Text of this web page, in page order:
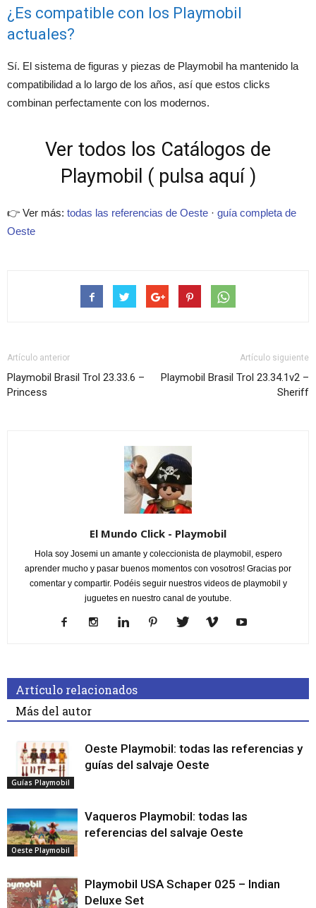
¿Es compatible con los Playmobil
actuales?
Sí. El sistema de figuras y piezas de Playmobil ha mantenido la
compatibilidad a lo largo de los años, así que estos clicks
combinan perfectamente con los modernos.
Ver todos los Catálogos de
Playmobil ( pulsa aquí )
👉 Ver más: todas las referencias de Oeste · guía completa de
Oeste
Artículo anterior
Playmobil Brasil Trol 23.33.6 –
Princess
Artículo siguiente
Playmobil Brasil Trol 23.34.1v2 –
Sheriff
El Mundo Click - Playmobil
Hola soy Josemi un amante y coleccionista de playmobil, espero
aprender mucho y pasar buenos momentos con vosotros! Gracias por
comentar y compartir. Podéis seguir nuestros videos de playmobil y
juguetes en nuestro canal de youtube.
Artículo relacionados
Más del autor
Guías Playmobil
Oeste Playmobil: todas las referencias y
guías del salvaje Oeste
Oeste Playmobil
Vaqueros Playmobil: todas las
referencias del salvaje Oeste
Playmobil USA Schaper 025 – Indian
Deluxe Set